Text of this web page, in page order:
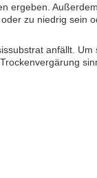
ergeben.
zu niedrig sein
anfällt. Um